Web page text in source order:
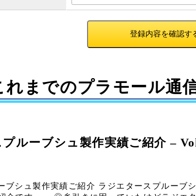
れまでのプラモール通
ルーブシュ製作実績ご紹介 –
ブシュ製作実績ご紹介 ラジエタースプルーブ